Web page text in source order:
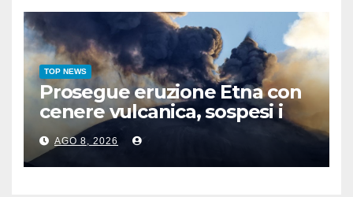
TOP NEWS
Prosegue eruzione Etna con
cenere vulcanica, sospesi i
voli in arrivo a Catania
AGO 8, 2026